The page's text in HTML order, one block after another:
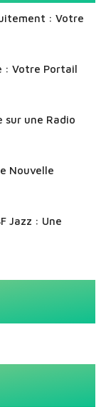
: Votre
: Votre Portail
sur une Radio
Nouvelle
Jazz : Une